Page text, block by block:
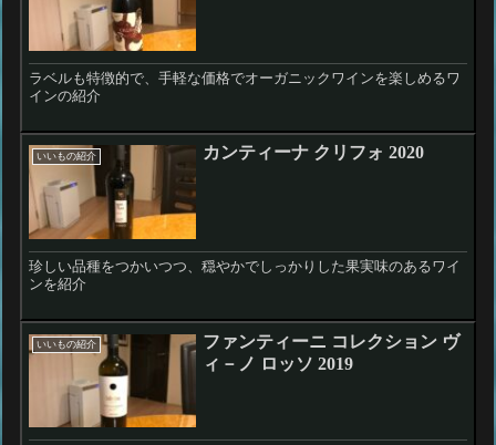
ラベルも特徴的で、手軽な価格でオーガニックワインを楽しめるワ
インの紹介
いいもの紹介 カンティーナ クリフォ 2020
珍しい品種をつかいつつ、穏やかでしっかりした果実味のあるワイ
ンを紹介
いいもの紹介
ファンティーニ コレクション ヴ
ィ－ノ ロッソ 2019